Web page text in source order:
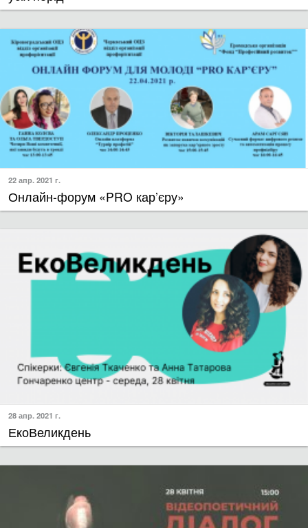
22 апр. 2021 г.
Онлайн-форум «PRO кар’єру»
28 апр. 2021 г.
ЕкоВеликдень